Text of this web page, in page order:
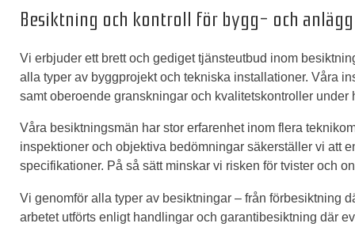
Besiktning och kontroll för bygg- och
Vi erbjuder ett brett och gediget tjänsteutbud inom
alla typer av byggprojekt och tekniska installationer. Våra
samt oberoende granskningar och kvalitetskontroller under
Våra besiktningsmän har stor erfarenhet inom flera
inspektioner och objektiva bedömningar säkerställer vi att
specifikationer. På så sätt minskar vi risken för tvister och
Vi genomför alla typer av besiktningar – från förbesiktning
arbetet utförts enligt handlingar och garantibesiktning där